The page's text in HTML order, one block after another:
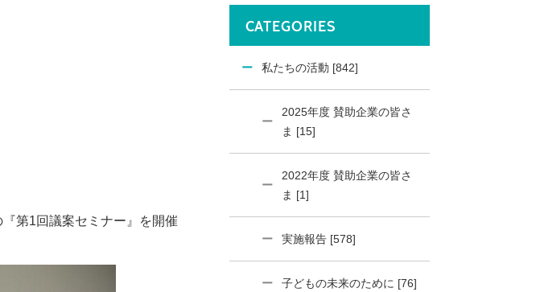
第1回議案セミナー』を開催
CATEGORIES
私たちの活動 [842]
2025年度 賛助企業の皆さ
ま [15]
2022年度 賛助企業の皆さ
ま [1]
実施報告 [578]
子どもの未来のために [76]